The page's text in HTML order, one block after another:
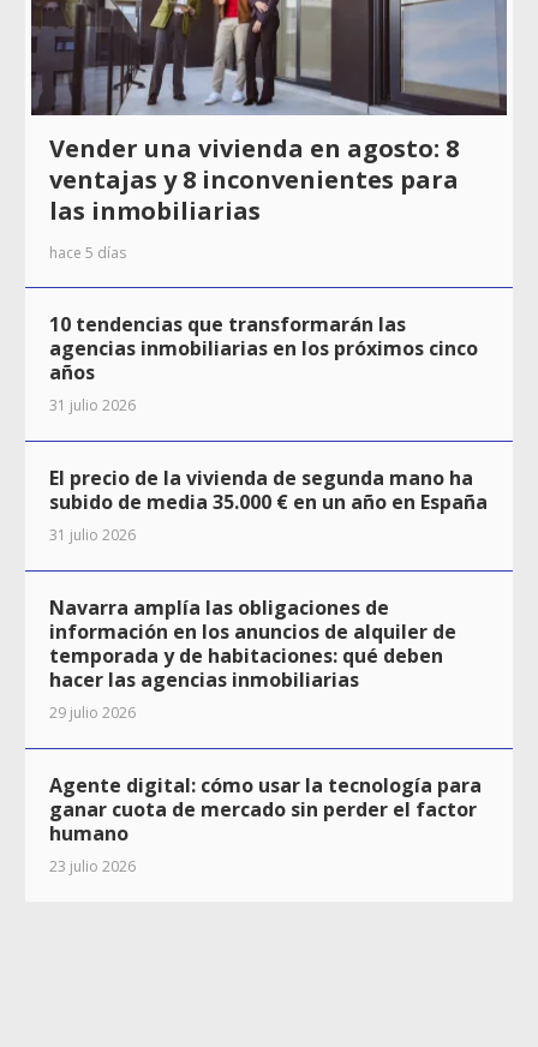
Vender una vivienda en agosto: 8
ventajas y 8 inconvenientes para
las inmobiliarias
hace 5 días
10 tendencias que transformarán las
agencias inmobiliarias en los próximos cinco
años
31 julio 2026
El precio de la vivienda de segunda mano ha
subido de media 35.000 € en un año en España
31 julio 2026
Navarra amplía las obligaciones de
información en los anuncios de alquiler de
temporada y de habitaciones: qué deben
hacer las agencias inmobiliarias
29 julio 2026
Agente digital: cómo usar la tecnología para
ganar cuota de mercado sin perder el factor
humano
23 julio 2026